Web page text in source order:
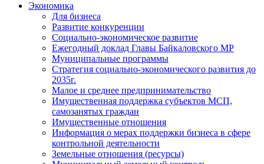
Экономика
Для бизнеса
Развитие конкуренции
Социально-экономическое развитие
Ежегодный доклад Главы Байкаловского МР
Муниципальные программы
Стратегия социально-экономического развития до
2035г.
Малое и среднее предпринимательство
Имущественная поддержка субъектов МСП,
самозанятых граждан
Имущественные отношения
Информация о мерах поддержки бизнеса в сфере
контрольной деятельности
Земельные отношения (ресурсы)